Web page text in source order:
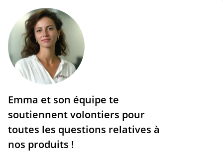
Emma et son équipe te
soutiennent volontiers pour
toutes les questions relatives à
nos produits !